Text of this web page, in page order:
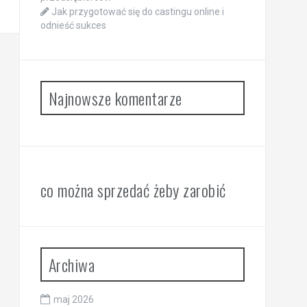
Jak przygotować się do castingu online i
odnieść sukces
Najnowsze komentarze
co można sprzedać żeby zarobić
Archiwa
maj 2026